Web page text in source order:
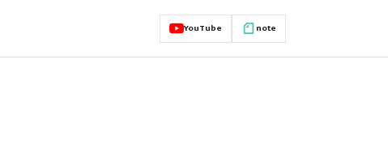
YouTube note